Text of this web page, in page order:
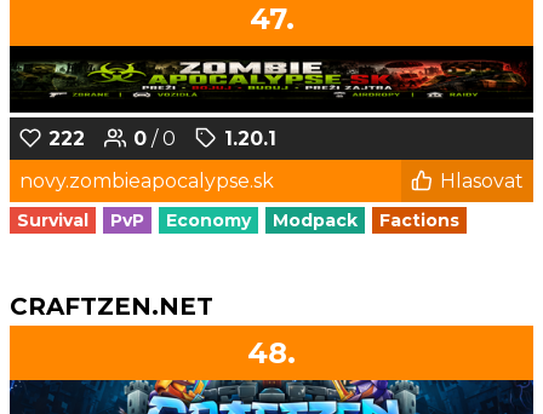
47.
222 0 / 0
1.20.1
novy.zombieapocalypse.sk
Hlasovat
Survival PvP Economy Modpack Factions
CRAFTZEN.NET
48.